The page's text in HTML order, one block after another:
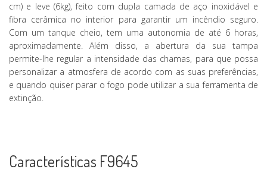
cm) e leve (6kg), feito com dupla camada de aço inoxidável e
fibra cerâmica no interior para garantir um incêndio seguro.
Com um tanque cheio, tem uma autonomia de até 6 horas,
aproximadamente. Além disso, a abertura da sua tampa
permite-lhe regular a intensidade das chamas, para que possa
personalizar a atmosfera de acordo com as suas preferências,
e quando quiser parar o fogo pode utilizar a sua ferramenta de
extinção.
Características F9645